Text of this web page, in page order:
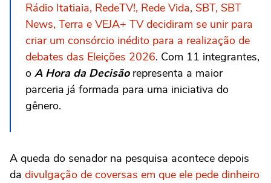
Rádio Itatiaia, RedeTV!, Rede Vida, SBT, SBT
News, Terra e VEJA+ TV decidiram se unir para
criar um consórcio inédito para a realização de
debates das Eleições 2026. Com 11 integrantes,
o A Hora da Decisãorepresenta a maior
parceria já formada para uma iniciativa do
gênero.
A queda do senador na pesquisa acontece depois
da divulgação de coversas em que ele pede dinheiro